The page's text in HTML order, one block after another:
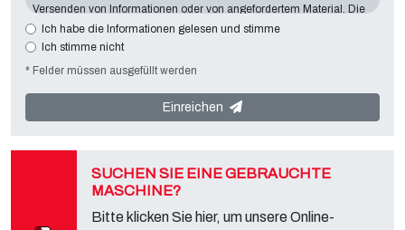
Versenden von Informationen oder von angefordertem Material. Die
Angabe von Daten ist für den dargelegten Zweck wesentlich wichtig.
Fehlende Daten machen es unmöglich, mit Ihnen Kontakt
Datenverarbeitung istTecno Converting 2000 S.r.l.
Dritte weitergegeben oder weitergegeben. Sie können sich an den
„Datenschutzdienst“ des Datenverantwortlichen wenden, um alle
Datenschutzseite dieser Website herunterladen.
Ich habe die Informationen gelesen und stimme
Ich stimme nicht
* Felder müssen ausgefüllt werden
Einreichen
SUCHEN SIE EINE GEBRAUCHTE
MASCHINE?
Bitte klicken Sie hier, um unsere Online-